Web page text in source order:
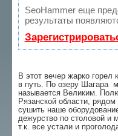
SeoHammer еще
результаты
В этот вечер жарко
в путь. По озеру Шагара
называется Великим.
Рязанской области,
сушить наше
дежурство по столовой и
т.к. все устали и